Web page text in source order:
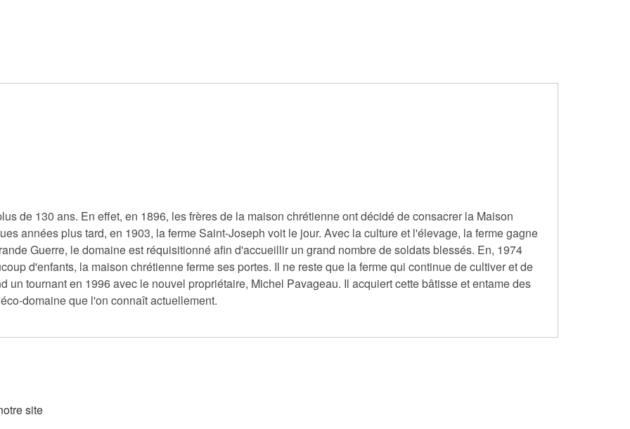
de 130 ans. En effet, en 1896, les frères de la maison chrétienne ont décidé de consacrer la Maison
années plus tard, en 1903, la ferme Saint-Joseph voit le jour. Avec la culture et l'élevage, la ferme gagne
Guerre, le domaine est réquisitionné afin d'accueillir un grand nombre de soldats blessés. En, 1974
d'enfants, la maison chrétienne ferme ses portes. Il ne reste que la ferme qui continue de cultiver et de
un tournant en 1996 avec le nouvel propriétaire, Michel Pavageau. Il acquiert cette bâtisse et entame des
domaine que l'on connaît actuellement.
site